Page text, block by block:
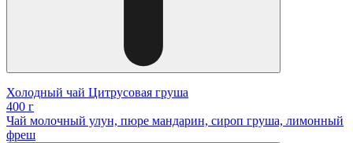
Холодный чай Цитрусовая груша
400 г
Чай молочный улун, пюре мандарин, сироп груша, лимонный
фреш